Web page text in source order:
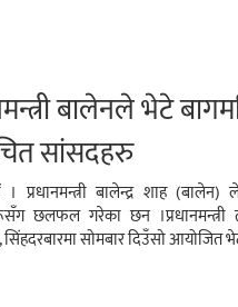
बालेनले भेटे
सांसदहरु
। प्रधानमन्त्री बालेन्द्र शाह
छलफल गरेका छन ।प्रधानमन्त्री
सिंहदरबारमा सोमबार दिउँसो आयोजित